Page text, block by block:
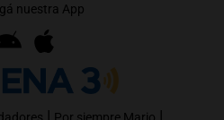
nuestra App
| |